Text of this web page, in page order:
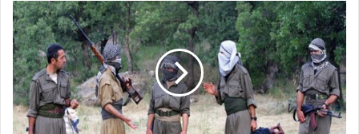
ی
ل
خ
و
د
ر
ا
و
۱
۳
ت
ر
و
ر
ی
س